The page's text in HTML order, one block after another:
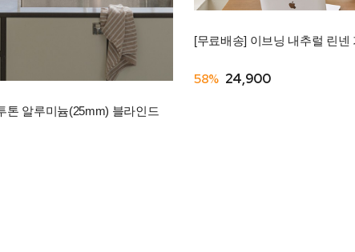
톤 알루미늄(25mm) 블라인드
[무료배송] 이브닝 내추럴 린넨
58% 24,900